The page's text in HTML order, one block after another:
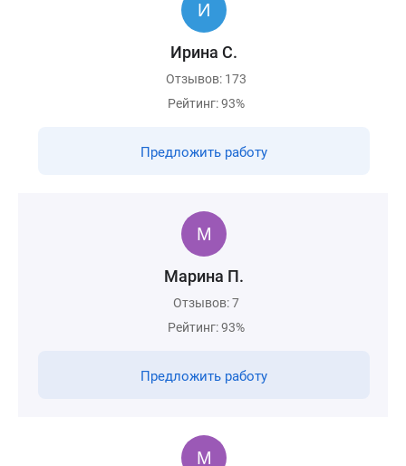
Ирина С.
Отзывов: 173
Рейтинг: 93%
Предложить работу
Марина П.
Отзывов: 7
Рейтинг: 93%
Предложить работу